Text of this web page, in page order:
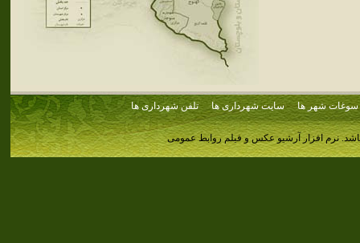
سوغات شهر ها سایت شهرداری ها تلفن شهرداری ها
نرم افزار آرشیو عکس و فیلم روابط عمومی